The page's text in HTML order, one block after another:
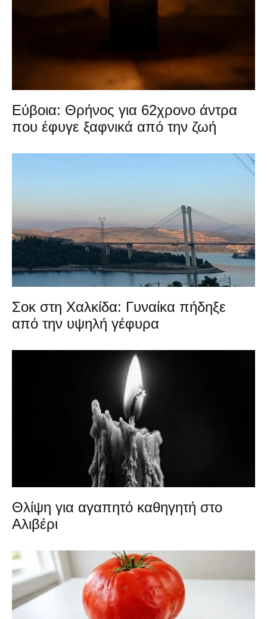
Εύβοια: Θρήνος για 62χρονο άντρα
που έφυγε ξαφνικά από την ζωή
Σοκ στη Χαλκίδα: Γυναίκα πήδηξε
από την υψηλή γέφυρα
Θλίψη για αγαπητό καθηγητή στο
Αλιβέρι